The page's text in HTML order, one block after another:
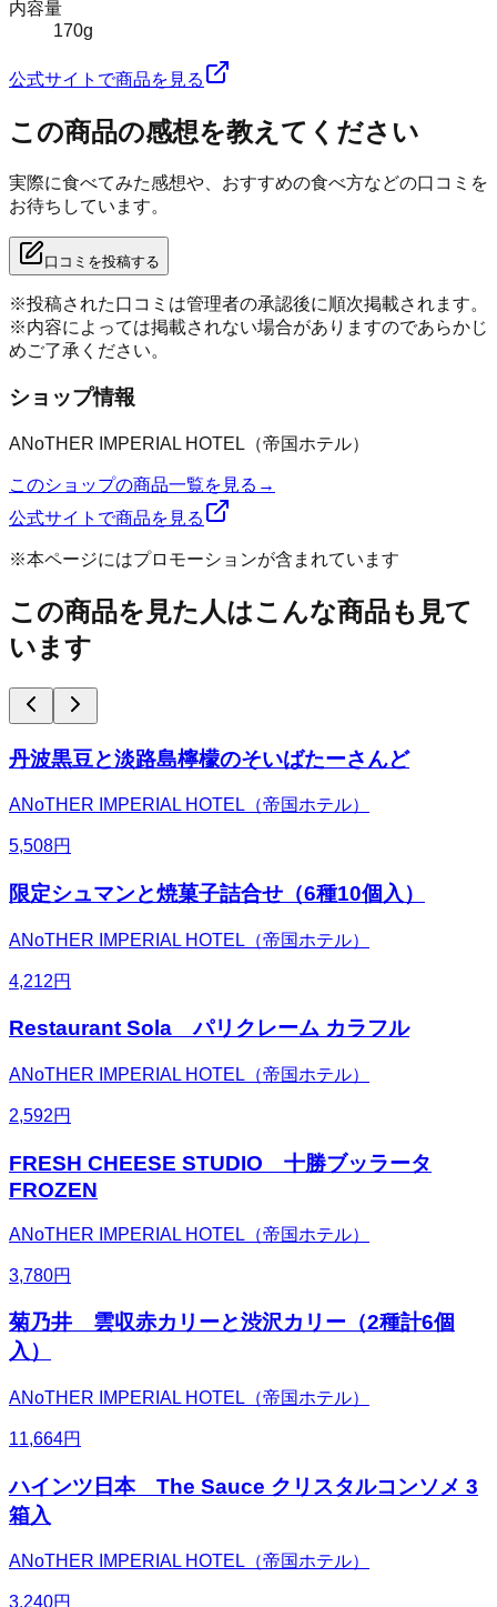
内容量
170g
公式サイトで商品を見る
この商品の感想を教えてください
実際に食べてみた感想や、おすすめの食べ方などの口コミを
お待ちしています。
口コミを投稿する
※投稿された口コミは管理者の承認後に順次掲載されます。
※内容によっては掲載されない場合がありますのであらかじ
めご了承ください。
ショップ情報
ANoTHER IMPERIAL HOTEL（帝国ホテル）
このショップの商品一覧を見る →
公式サイトで商品を見る
※本ページにはプロモーションが含まれています
この商品を見た人はこんな商品も見て
います
丹波黒豆と淡路島檸檬のそいばたーさんど
ANoTHER IMPERIAL HOTEL（帝国ホテル）
5,508円
限定シュマンと焼菓子詰合せ（6種10個入）
ANoTHER IMPERIAL HOTEL（帝国ホテル）
4,212円
Restaurant Sola パリクレーム カラフル
ANoTHER IMPERIAL HOTEL（帝国ホテル）
2,592円
FRESH CHEESE STUDIO 十勝ブッラータ
FROZEN
ANoTHER IMPERIAL HOTEL（帝国ホテル）
3,780円
菊乃井 雲収赤カリーと渋沢カリー（2種計6個
入）
ANoTHER IMPERIAL HOTEL（帝国ホテル）
11,664円
ハインツ日本 The Sauce クリスタルコンソメ 3
箱入
ANoTHER IMPERIAL HOTEL（帝国ホテル）
3,240円